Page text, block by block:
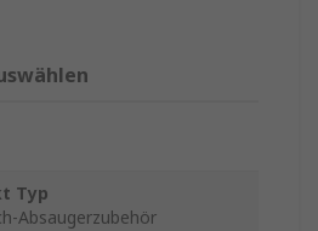
Typ
Absaugerzubehör